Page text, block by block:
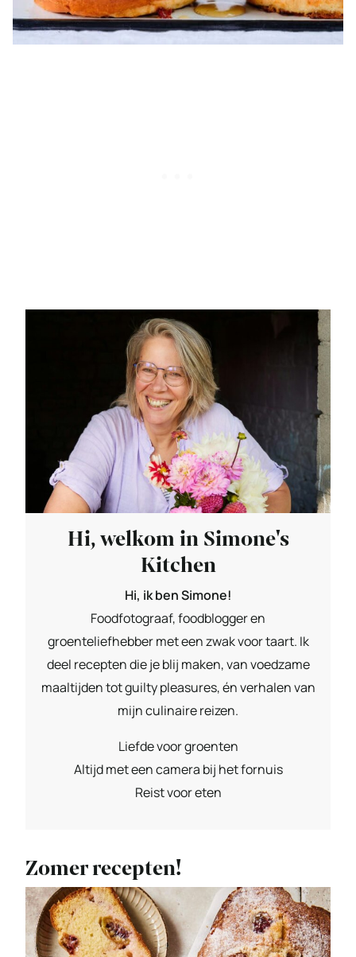
Hi, welkom in Simone's
Kitchen
Hi, ik ben Simone!
Foodfotograaf, foodblogger en
groenteliefhebber met een zwak voor taart. Ik
deel recepten die je blij maken, van voedzame
maaltijden tot guilty pleasures, én verhalen van
mijn culinaire reizen.
Liefde voor groenten
Altijd met een camera bij het fornuis
Reist voor eten
Zomer recepten!